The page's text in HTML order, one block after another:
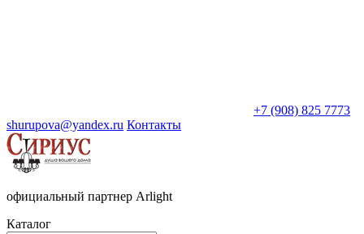
+7 (908) 825 7773
shurupova@yandex.ru Контакты
официальный партнер Arlight
Каталог